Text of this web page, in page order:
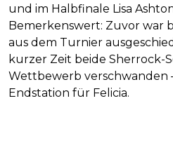
und im Halbfinale Lisa
Bemerkenswert: Zuvor war
aus dem Turnier
kurzer Zeit beide Sherrock-
Wettbewerb verschwanden
Endstation für Felicia.